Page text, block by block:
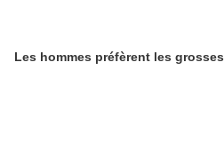
Les hommes préfèrent les grosses